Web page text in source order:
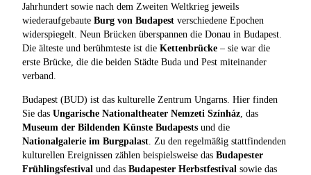
Jahrhundert sowie nach dem Zweiten Weltkrieg jeweils
wiederaufgebaute Burg von Budapest verschiedene Epochen
widerspiegelt. Neun Brücken überspannen die Donau in Budapest.
Die älteste und berühmteste ist die Kettenbrücke – sie war die
erste Brücke, die die beiden Städte Buda und Pest miteinander
verband.
Budapest (BUD) ist das kulturelle Zentrum Ungarns. Hier finden
Sie das Ungarische Nationaltheater Nemzeti Színház , das
Museum der Bildenden Künste Budapests und die
Nationalgalerie im Burgpalast . Zu den regelmäßig stattfindenden
kulturellen Ereignissen zählen beispielsweise das Budapester
Frühlingsfestival und das Budapester Herbstfestival sowie das